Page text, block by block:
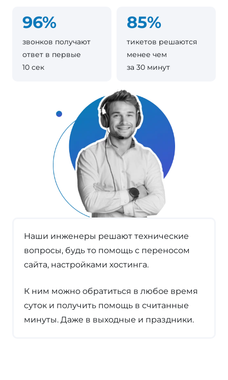
Наши инженеры решают технические
вопросы, будь то помощь с переносом
сайта, настройками хостинга.
К ним можно обратиться в любое время
суток и получить помощь в считанные
минуты. Даже в выходные и праздники.
96%
звонков получают
ответ в первые
10 сек
85%
тикетов решаются
менее чем
за 30 минут